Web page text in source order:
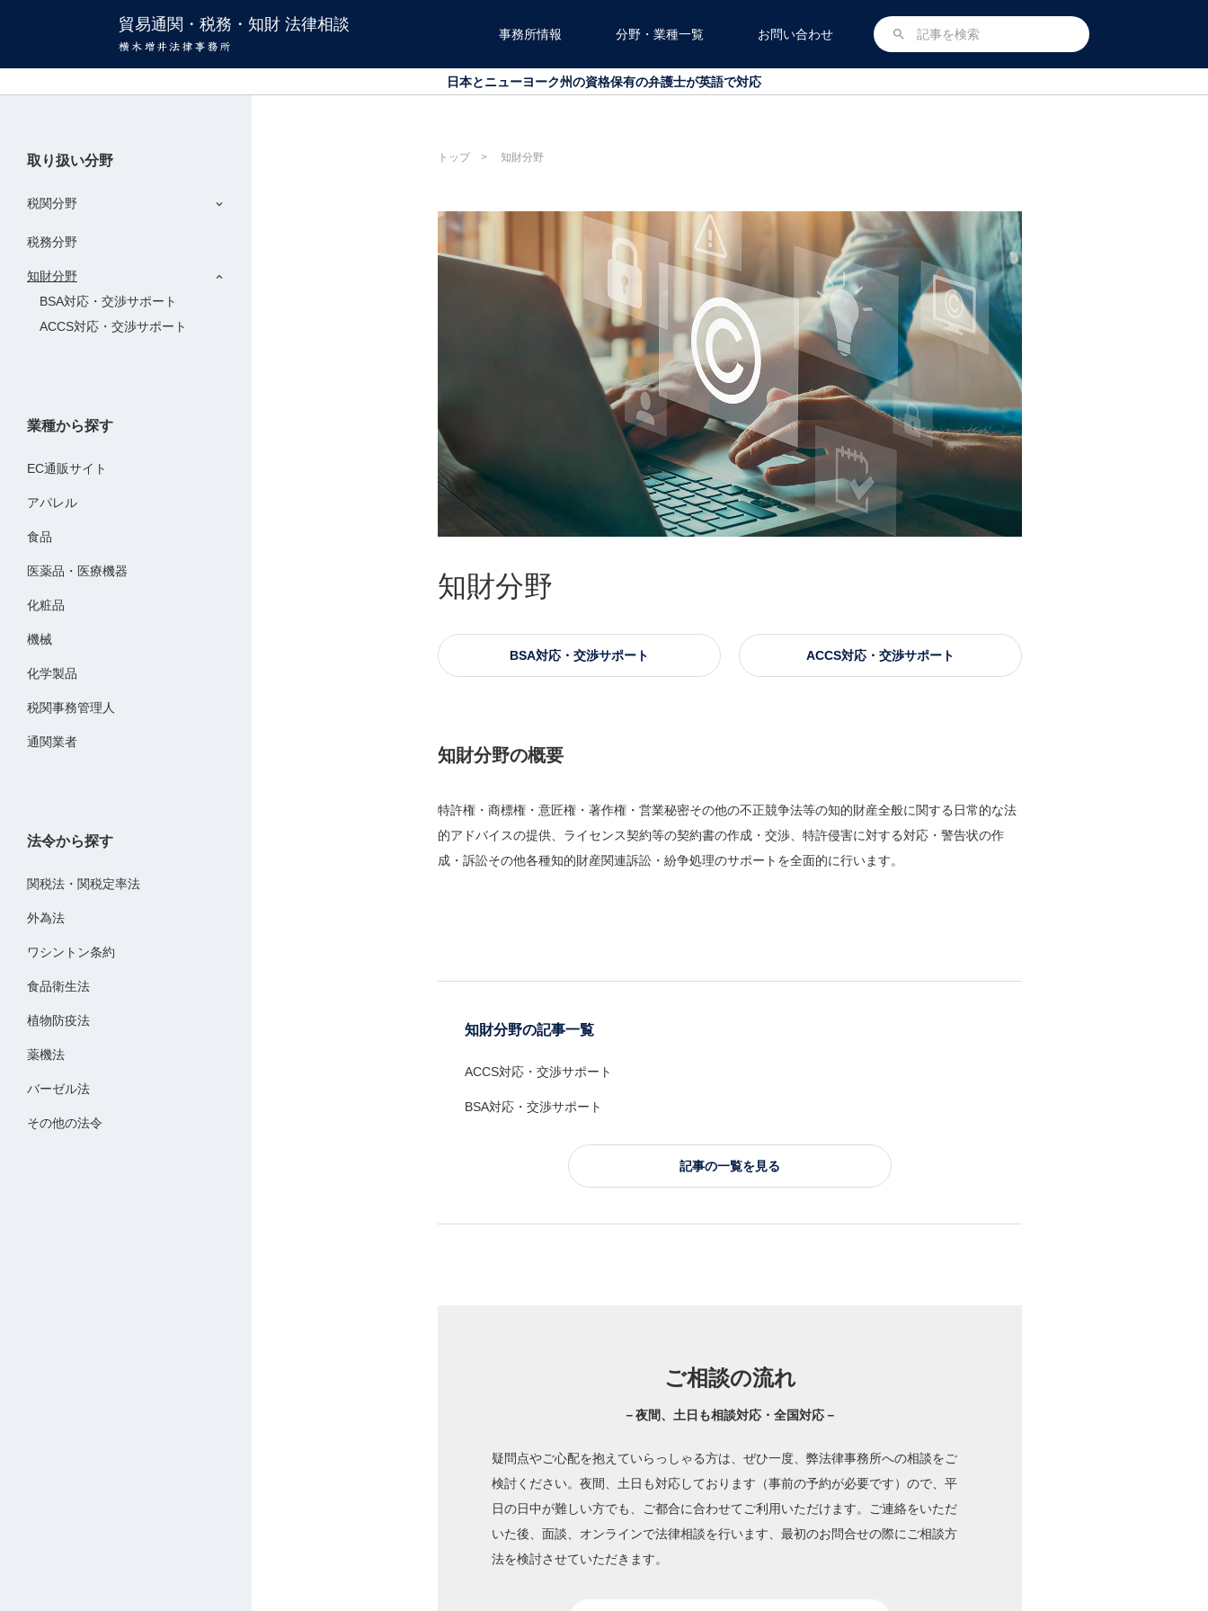
貿易通関・税務・知財 法律相談
事務所情報 分野・業種一覧 お問い合わせ search
北海道から沖縄まで、全国対応可能です
北海道から沖縄まで、全国対応可能です
トップ 知財分野
知財分野
BSA対応・交渉サポート ACCS対応・交渉サポート
知財分野の概要
特許権・商標権・意匠権・著作権・営業秘密その他の不正競争法等の知的財産全般に関する日常的な法
的アドバイスの提供、ライセンス契約等の契約書の作成・交渉、特許侵害に対する対応・警告状の作
成・訴訟その他各種知的財産関連訴訟・紛争処理のサポートを全面的に行います。
知財分野の記事一覧
ACCS対応・交渉サポート
BSA対応・交渉サポート
記事の一覧を見る
ご相談の流れ
－夜間、土日も相談対応・全国対応－
疑問点やご心配を抱えていらっしゃる方は、ぜひ一度、弊法律事務所への相談をご
検討ください。夜間、土日も対応しております（事前の予約が必要です）ので、平
日の日中が難しい方でも、ご都合に合わせてご利用いただけます。ご連絡をいただ
いた後、面談、オンラインで法律相談を行います、最初のお問合せの際にご相談方
法を検討させていただきます。
取り扱い分野
税関分野 keyboard_arrow_down
税務分野
知財分野 keyboard_arrow_down
BSA対応・交渉サポート
ACCS対応・交渉サポート
業種から探す
EC通販サイト
アパレル
食品
医薬品・医療機器
化粧品
機械
化学製品
税関事務管理人
通関業者
法令から探す
関税法・関税定率法
外為法
ワシントン条約
食品衛生法
植物防疫法
薬機法
バーゼル法
その他の法令